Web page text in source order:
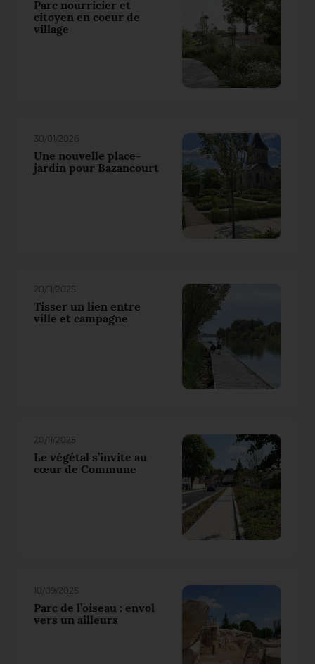
Parc nourricier et
citoyen en coeur de
village
30/01/2026
Une nouvelle place-
jardin pour Bazancourt
20/11/2025
Tisser un lien entre
ville et campagne
20/11/2025
Le végétal s’invite au
cœur de Commune
10/09/2025
Parc de l’oiseau : envol
vers un ailleurs